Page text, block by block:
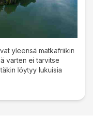
yleensä matkafriikin
varten ei tarvitse
löytyy lukuisia